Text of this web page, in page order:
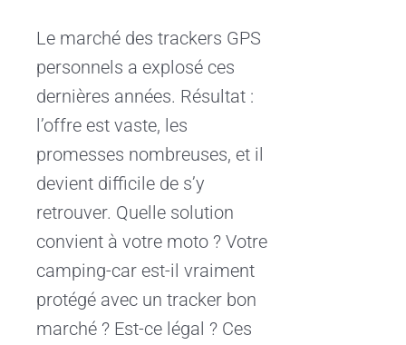
Le marché des trackers GPS
personnels a explosé ces
dernières années. Résultat :
l’offre est vaste, les
promesses nombreuses, et il
devient difficile de s’y
retrouver. Quelle solution
convient à votre moto ? Votre
camping-car est-il vraiment
protégé avec un tracker bon
marché ? Est-ce légal ? Ces